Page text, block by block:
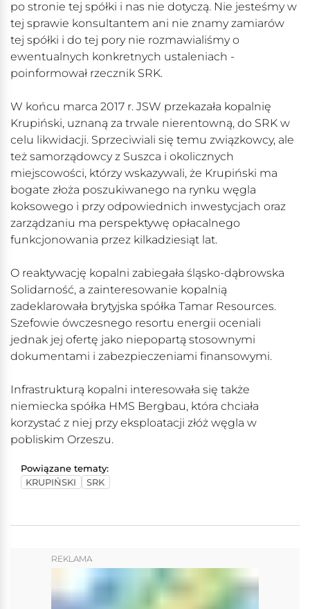
po stronie tej spółki i nas nie dotyczą. Nie jesteśmy w
tej sprawie konsultantem ani nie znamy zamiarów
tej spółki i do tej pory nie rozmawialiśmy o
ewentualnych konkretnych ustaleniach -
poinformował rzecznik SRK.
W końcu marca 2017 r. JSW przekazała kopalnię
Krupiński, uznaną za trwale nierentowną, do SRK w
celu likwidacji. Sprzeciwiali się temu związkowcy, ale
też samorządowcy z Suszca i okolicznych
miejscowości, którzy wskazywali, że Krupiński ma
bogate złoża poszukiwanego na rynku węgla
koksowego i przy odpowiednich inwestycjach oraz
zarządzaniu ma perspektywę opłacalnego
funkcjonowania przez kilkadziesiąt lat.
O reaktywację kopalni zabiegała śląsko-dąbrowska
Solidarność, a zainteresowanie kopalnią
zadeklarowała brytyjska spółka Tamar Resources.
Szefowie ówczesnego resortu energii oceniali
jednak jej ofertę jako niepopartą stosownymi
dokumentami i zabezpieczeniami finansowymi.
Infrastrukturą kopalni interesowała się także
niemiecka spółka HMS Bergbau, która chciała
korzystać z niej przy eksploatacji złóż węgla w
pobliskim Orzeszu.
Powiązane tematy:
KRUPIŃSKI
SRK
REKLAMA